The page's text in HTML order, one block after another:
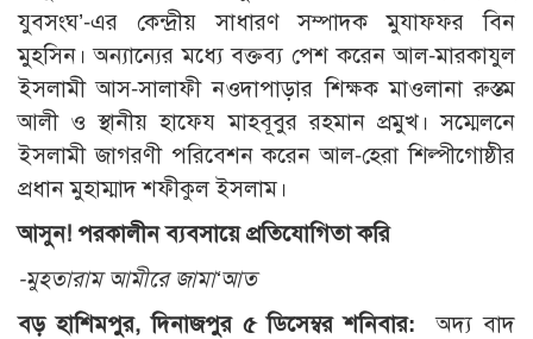
যুবসংঘ’-এর কেন্দ্রীয় সাধারণ সম্পাদক মুযাফফর বিন
মুহসিন। অন্যান্যের মধ্যে বক্তব্য পেশ করেন আল-মারকাযুল
ইসলামী আস-সালাফী নওদাপাড়ার শিক্ষক মাওলানা রুস্তম
আলী ও স্থানীয় হাফেয মাহবূবুর রহমান প্রমুখ। সম্মেলনে
ইসলামী জাগরণী পরিবেশন করেন আল-হেরা শিল্পীগোষ্ঠীর
প্রধান মুহাম্মাদ শফীকুল ইসলাম।
আসুন! পরকালীন ব্যবসায়ে প্রতিযোগিতা করি
-মুহতারাম আমীরে জামা‘আত
বড় হাশিমপুর, দিনাজপুর ৫ ডিসেম্বর শনিবার: অদ্য বাদ